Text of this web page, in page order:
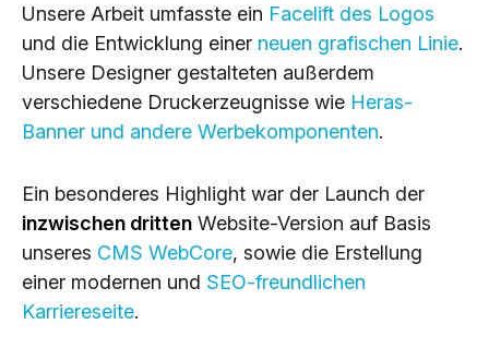
Unsere Arbeit umfasste ein Facelift des Logos
und die Entwicklung einer neuen grafischen Linie.
Unsere Designer gestalteten außerdem
verschiedene Druckerzeugnisse wie Heras-
Banner und andere Werbekomponenten.
Ein besonderes Highlight war der Launch der
inzwischen dritten Website-Version auf Basis
unseres CMS WebCore, sowie die Erstellung
einer modernen und SEO-freundlichen
Karriereseite.